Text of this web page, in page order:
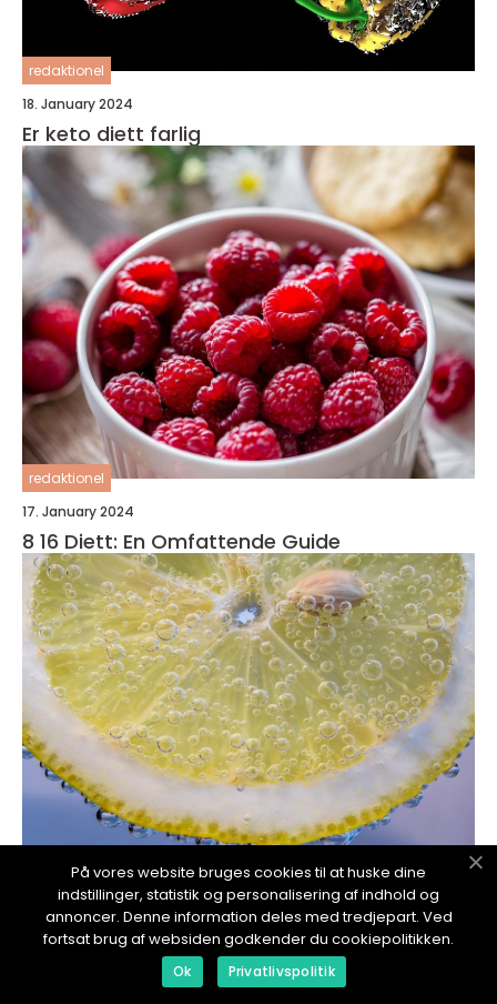
redaktionel
18. January 2024
Er keto diett farlig
redaktionel
17. January 2024
8 16 Diett: En Omfattende Guide
redaktionel
17. January 2024
[SETT INN VIDEO HER]
På vores website bruges cookies til at huske dine
indstillinger, statistik og personalisering af indhold og
annoncer. Denne information deles med tredjepart. Ved
fortsat brug af websiden godkender du cookiepolitikken.
Ok Privatlivspolitik